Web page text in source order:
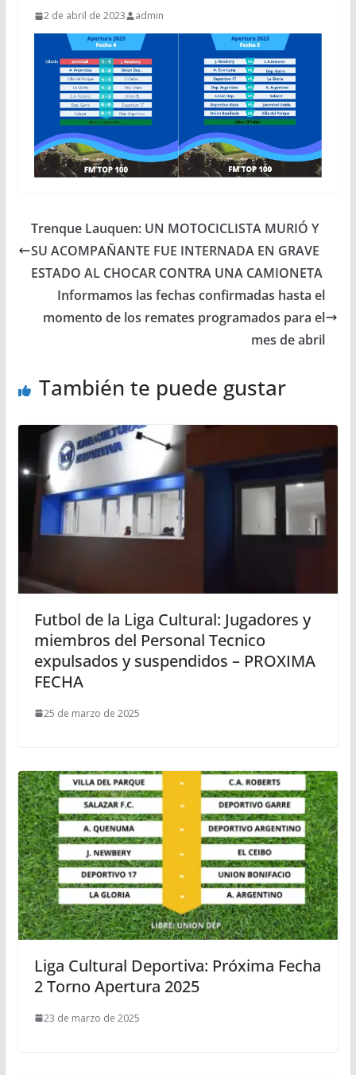
2 de abril de 2023 admin
Trenque Lauquen: UN MOTOCICLISTA MURIÓ Y
SU ACOMPAÑANTE FUE INTERNADA EN GRAVE
ESTADO AL CHOCAR CONTRA UNA CAMIONETA
Informamos las fechas confirmadas hasta el
momento de los remates programados para el
mes de abril
También te puede gustar
Futbol de la Liga Cultural: Jugadores y
miembros del Personal Tecnico
expulsados y suspendidos – PROXIMA
FECHA
25 de marzo de 2025
Liga Cultural Deportiva: Próxima Fecha
2 Torno Apertura 2025
23 de marzo de 2025